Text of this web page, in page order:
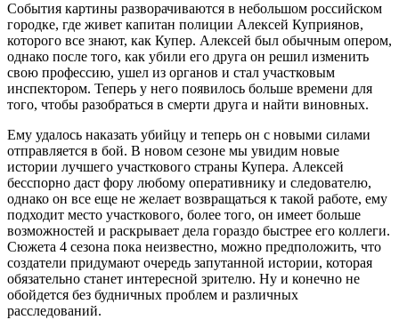
События картины разворачиваются в небольшом российском
городке, где живет капитан полиции Алексей Куприянов,
которого все знают, как Купер. Алексей был обычным опером,
однако после того, как убили его друга он решил изменить
свою профессию, ушел из органов и стал участковым
инспектором. Теперь у него появилось больше времени для
того, чтобы разобраться в смерти друга и найти виновных.
Ему удалось наказать убийцу и теперь он с новыми силами
отправляется в бой. В новом сезоне мы увидим новые
истории лучшего участкового страны Купера. Алексей
бесспорно даст фору любому оперативнику и следователю,
однако он все еще не желает возвращаться к такой работе, ему
подходит место участкового, более того, он имеет больше
возможностей и раскрывает дела гораздо быстрее его коллеги.
Сюжета 4 сезона пока неизвестно, можно предположить, что
создатели придумают очередь запутанной истории, которая
обязательно станет интересной зрителю. Ну и конечно не
обойдется без будничных проблем и различных
расследований.